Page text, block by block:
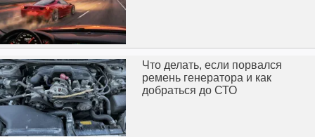
Что делать, если порвался
ремень генератора и как
добраться до СТО